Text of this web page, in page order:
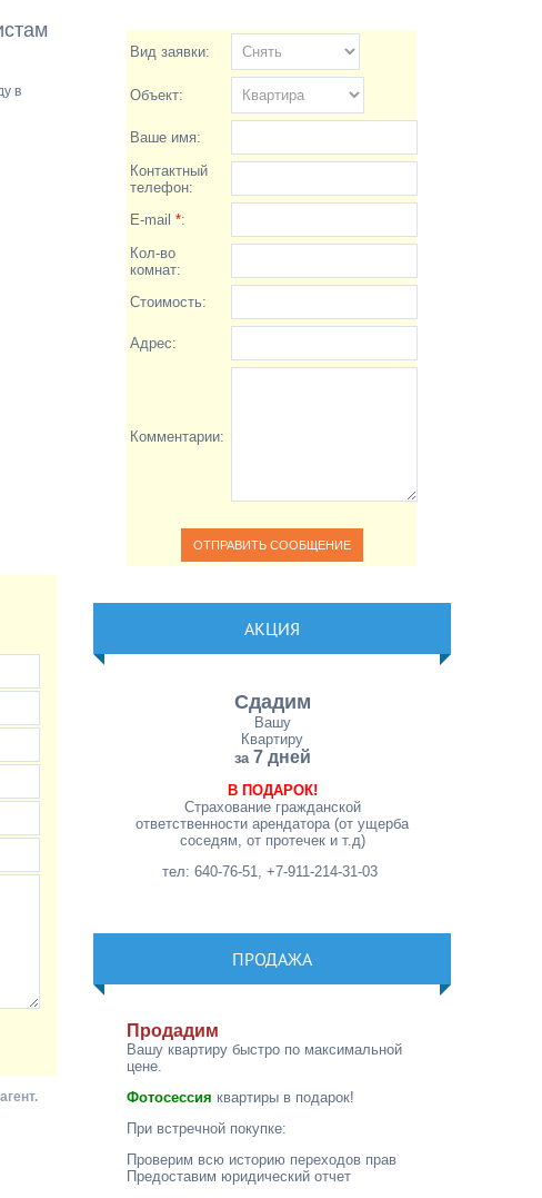
в
Вид заявки:
Объект:
Ваше имя:
Контактный
телефон:
E-mail*:
Кол-во
комнат:
Стоимость:
Адрес:
Комментарии:
АКЦИЯ
Сдадим
Вашу
Квартиру
за 7 дней
В ПОДАРОК!
Страхование гражданской
ответственности арендатора (от ущерба
соседям, от протечек и т.д)
тел: 640-76-51, +7-911-214-31-03
ПРОДАЖА
Продадим
Вашу квартиру быстро по максимальной
цене.
Фотосессия квартиры в подарок!
При встречной покупке:
Проверим всю историю переходов прав
Предоставим юридический отчет